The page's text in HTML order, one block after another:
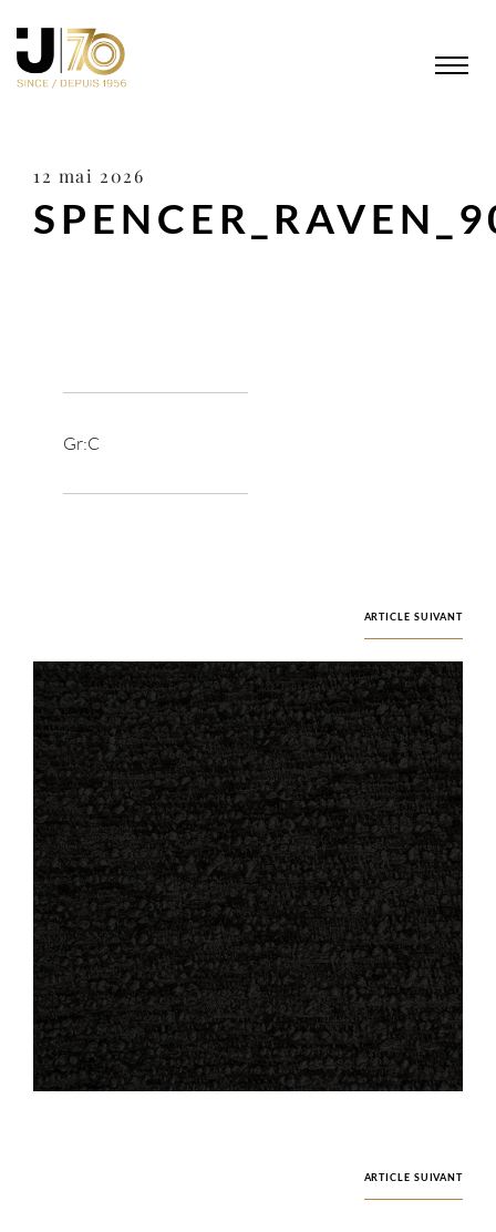
12 mai 2026
Gr:C
ARTICLE SUIVANT
ARTICLE SUIVANT